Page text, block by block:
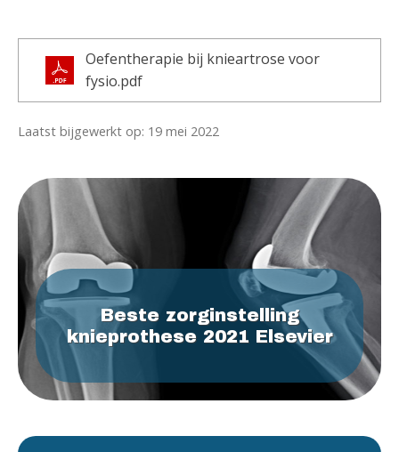
Oefentherapie bij knieartrose voor
fysio.pdf
Laatst bijgewerkt op: 19 mei 2022
Beste zorginstelling
knieprothese 2021 Elsevier